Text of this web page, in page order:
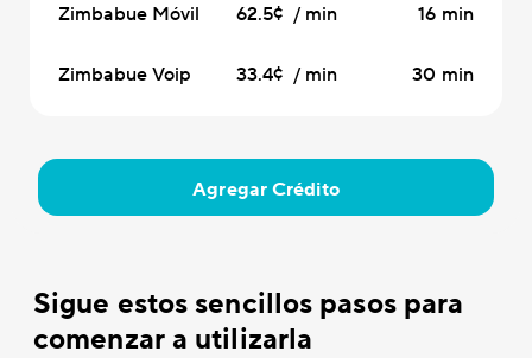
Zimbabue Móvil 62.5¢ / min 16 min
Zimbabue Voip 33.4¢ / min 30 min
Agregar Crédito
Sigue estos sencillos pasos para
comenzar a utilizarla